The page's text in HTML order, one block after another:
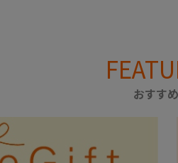
おすす